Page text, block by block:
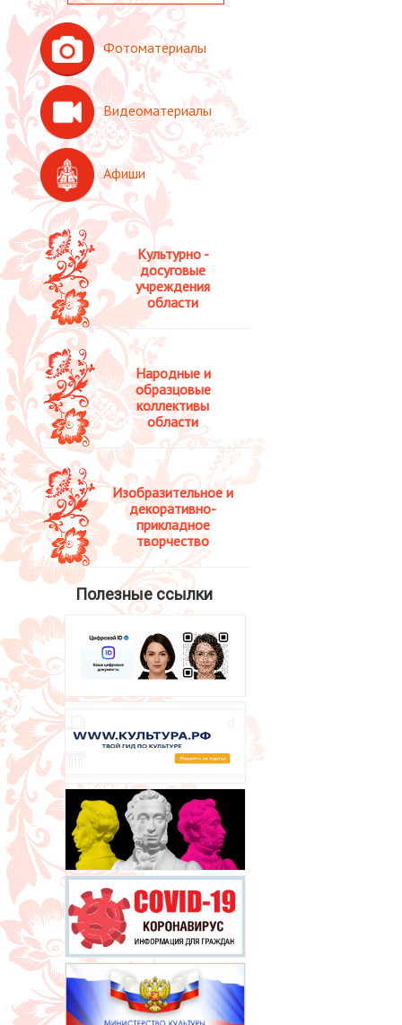
Культурно -
досуговые
учреждения
области
Народные и
образцовые
коллективы
области
Изобразительное и
декоративно-
прикладное
творчество
Полезные ссылки
Фотоматериалы
Видеоматериалы
Афиши